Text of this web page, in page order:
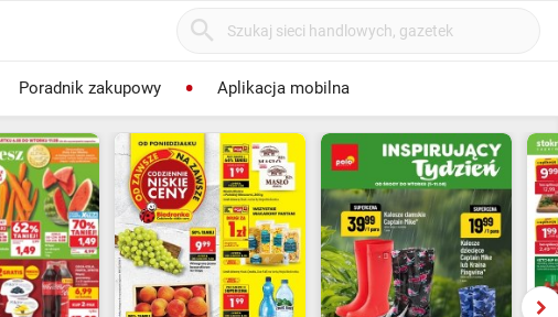
Poradnik zakupowy Aplikacja mobilna